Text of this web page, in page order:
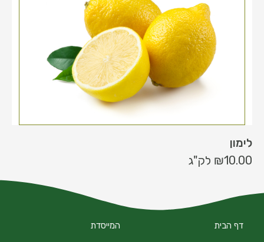
לימון
₪10.00 לק"ג
דף הבית המייסדת